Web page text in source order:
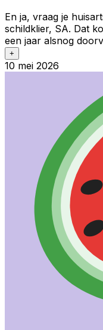
En ja, vraag je
schildklier, SA. Dat
een jaar alsnog
+
10 mei 2026